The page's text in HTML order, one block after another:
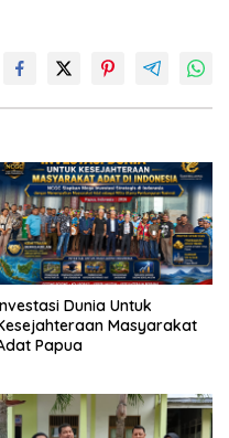
Dunia Untuk
Masyarakat
Papua